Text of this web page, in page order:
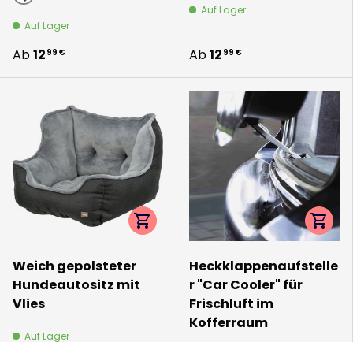
neongelb
Auf Lager
Ab12 99 €
Auf Lager
Ab12 99 €
Weich gepolsteter
Hundeautositz mit
Vlies
Auf Lager
Optionen auswählen
Heckklappenaufstelle
r "Car Cooler" für
Frischluft im
Kofferraum